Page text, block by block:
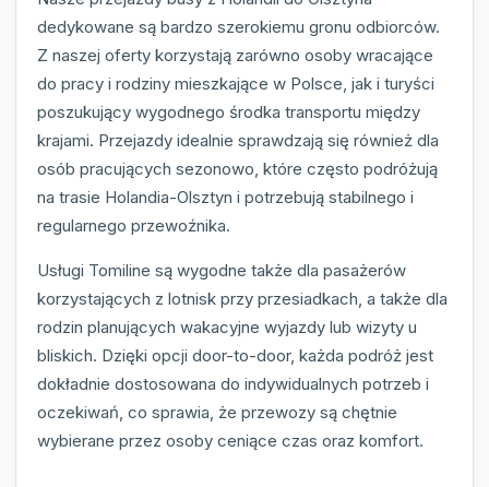
dedykowane są bardzo szerokiemu gronu odbiorców.
Z naszej oferty korzystają zarówno osoby wracające
do pracy i rodziny mieszkające w Polsce, jak i turyści
poszukujący wygodnego środka transportu między
krajami. Przejazdy idealnie sprawdzają się również dla
osób pracujących sezonowo, które często podróżują
na trasie Holandia-Olsztyn i potrzebują stabilnego i
regularnego przewoźnika.
Usługi Tomiline są wygodne także dla pasażerów
korzystających z lotnisk przy przesiadkach, a także dla
rodzin planujących wakacyjne wyjazdy lub wizyty u
bliskich. Dzięki opcji door-to-door, każda podróż jest
dokładnie dostosowana do indywidualnych potrzeb i
oczekiwań, co sprawia, że przewozy są chętnie
wybierane przez osoby ceniące czas oraz komfort.